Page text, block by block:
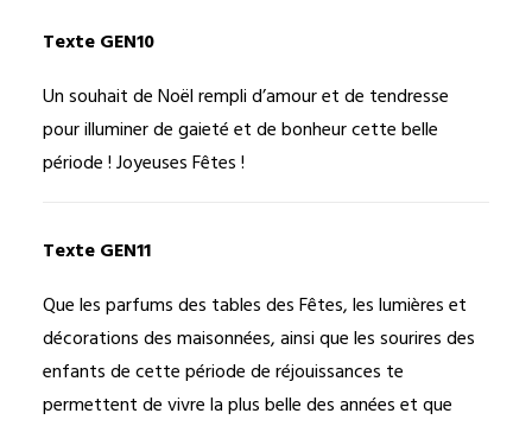
Texte GEN10
Un souhait de Noël rempli d’amour et de tendresse
pour illuminer de gaieté et de bonheur cette belle
période ! Joyeuses Fêtes !
Texte GEN11
Que les parfums des tables des Fêtes, les lumières et
décorations des maisonnées, ainsi que les sourires des
enfants de cette période de réjouissances te
permettent de vivre la plus belle des années et que